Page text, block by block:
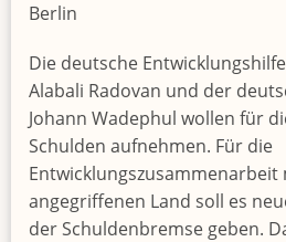
Berlin
Die deutsche
Alabali Radovan und der
Johann Wadephul wollen für
Schulden aufnehmen. Für die
Entwicklungszusammenarbeit
angegriffenen Land soll es
der Schuldenbremse geben.